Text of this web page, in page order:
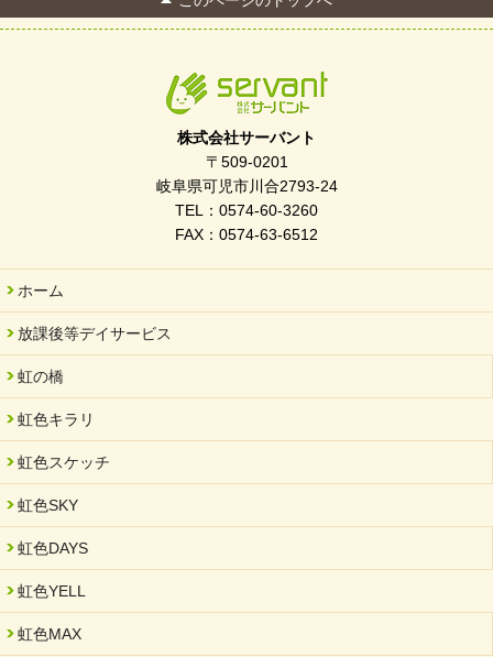
令和7年度 岐阜県スポーツ賞「FC Bombonera」
岐阜県「働いてもらい方改革」優良事例集に掲載されました
2025/06/10
未来会議 in 可児市 「斉藤まさゆき」
2025/05/07
2025年6月中旬 OPEN 放課後等デイサービス「Fc Bombo
2025/03/01
餅つき大会を開催しました
2025/01/31
「可児の企業魅力発見フェア」に出展しました
就労継続支援B型「エコボール」事業を始めました
株式会社サーバント
〒509-0201
岐阜県可児市川合2793-24
TEL：0574-60-3260
FAX：0574-63-6512
ホーム
放課後等デイサービス
虹の橋
虹色キラリ
虹色スケッチ
虹色SKY
虹色DAYS
虹色YELL
虹色MAX